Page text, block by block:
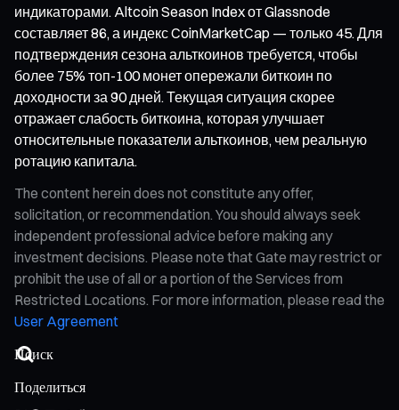
индикаторами. Altcoin Season Index от Glassnode
составляет 86, а индекс CoinMarketCap — только 45. Для
подтверждения сезона альткоинов требуется, чтобы
более 75% топ-100 монет опережали биткоин по
доходности за 90 дней. Текущая ситуация скорее
отражает слабость биткоина, которая улучшает
относительные показатели альткоинов, чем реальную
ротацию капитала.
The content herein does not constitute any offer,
solicitation, or recommendation. You should always seek
independent professional advice before making any
investment decisions. Please note that Gate may restrict or
prohibit the use of all or a portion of the Services from
Restricted Locations. For more information, please read the
User Agreement
Поделиться